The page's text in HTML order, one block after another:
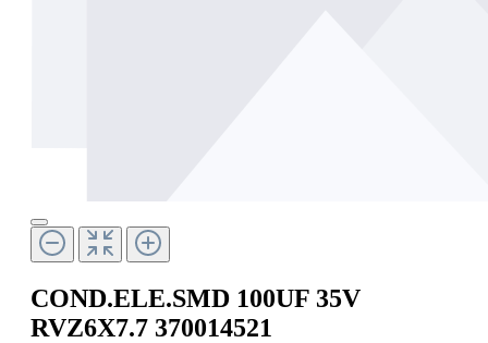
COND.ELE.SMD 100UF 35V
RVZ6X7.7 370014521